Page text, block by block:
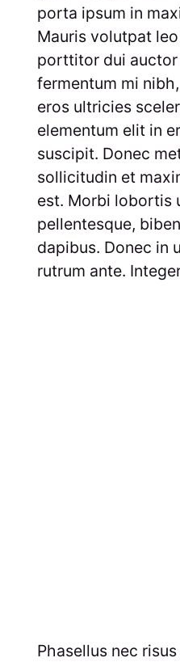
porta ipsum in
Mauris volutpat
porttitor dui auctor
fermentum mi
eros ultricies
elementum elit in
suscipit. Donec
sollicitudin et
est. Morbi lobortis
pellentesque,
dapibus. Donec in
rutrum ante.
Phasellus nec